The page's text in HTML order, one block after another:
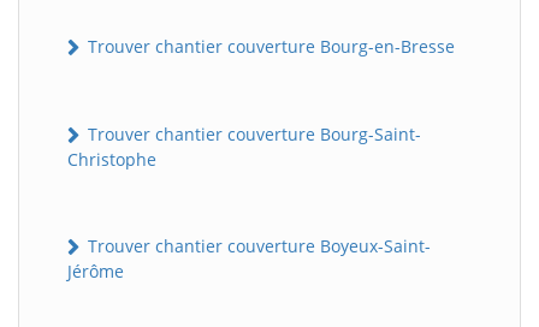
Trouver chantier couverture Bourg-en-Bresse
Trouver chantier couverture Bourg-Saint-
Christophe
Trouver chantier couverture Boyeux-Saint-
Jérôme